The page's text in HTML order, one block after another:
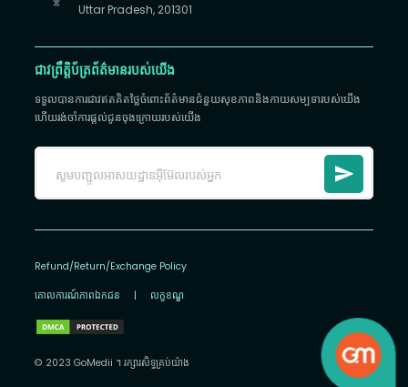
Uttar Pradesh, 201301
ជាវព្រឹត្តិប័ត្រព័ត៌មានរបស់យើង
ទទួលបានការជាវឥតគិតថ្លៃចំពោះព័ត៌មានជំនួយសុខភាពនិងកាយសម្បទារបស់យើង
ហើយរង់ចាំការផ្តល់ជូនចុងក្រោយរបស់យើង
Refund/Return/Exchange Policy
គោលការណ៍​ភាព​ឯកជន | លក្ខខណ្ឌ
© 2023 GoMedii ។ រក្សា​រ​សិទ្ធ​គ្រប់យ៉ាង